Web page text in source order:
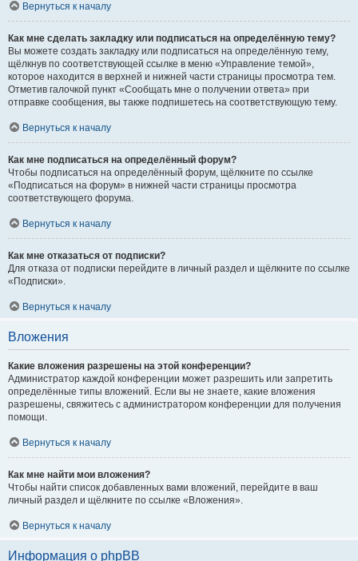
Вернуться к началу
Как мне сделать закладку или подписаться на определённую тему?
Вы можете создать закладку или подписаться на определённую тему,
щёлкнув по соответствующей ссылке в меню «Управление темой»,
которое находится в верхней и нижней части страницы просмотра тем.
Отметив галочкой пункт «Сообщать мне о получении ответа» при
отправке сообщения, вы также подпишетесь на соответствующую тему.
Вернуться к началу
Как мне подписаться на определённый форум?
Чтобы подписаться на определённый форум, щёлкните по ссылке
«Подписаться на форум» в нижней части страницы просмотра
соответствующего форума.
Вернуться к началу
Как мне отказаться от подписки?
Для отказа от подписки перейдите в личный раздел и щёлкните по ссылке
«Подписки».
Вернуться к началу
Вложения
Какие вложения разрешены на этой конференции?
Администратор каждой конференции может разрешить или запретить
определённые типы вложений. Если вы не знаете, какие вложения
разрешены, свяжитесь с администратором конференции для получения
помощи.
Вернуться к началу
Как мне найти мои вложения?
Чтобы найти список добавленных вами вложений, перейдите в ваш
личный раздел и щёлкните по ссылке «Вложения».
Вернуться к началу
Информация о phpBB